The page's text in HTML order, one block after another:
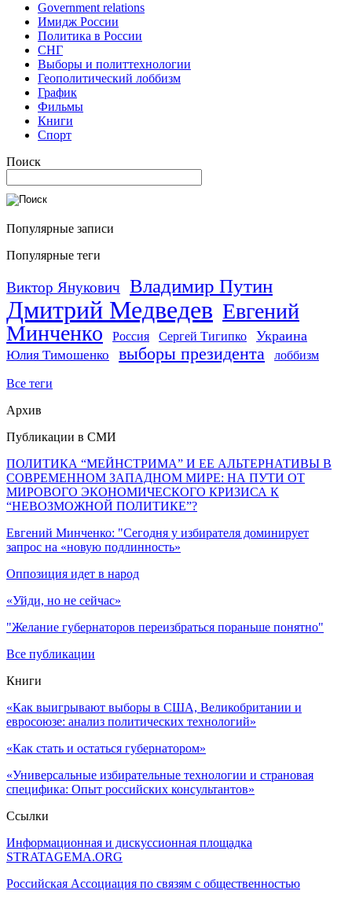
Government relations
Имидж России
Политика в России
СНГ
Выборы и политтехнологии
Геополитический лоббизм
График
Фильмы
Книги
Спорт
Поиск
Популярные записи
Популярные теги
Виктор Янукович Владимир Путин
Дмитрий Медведев Евгений
Минченко
Россия Сергей Тигипко Украина
Юлия Тимошенко выборы президента лоббизм
Все теги
Архив
Публикации в СМИ
ПОЛИТИКА “МЕЙНСТРИМА” И ЕЕ АЛЬТЕРНАТИВЫ В
СОВРЕМЕННОМ ЗАПАДНОМ МИРЕ: НА ПУТИ ОТ
МИРОВОГО ЭКОНОМИЧЕСКОГО КРИЗИСА К
“НЕВОЗМОЖНОЙ ПОЛИТИКЕ”?
Евгений Минченко: "Сегодня у избирателя доминирует
запрос на «новую подлинность»
Оппозиция идет в народ
«Уйди, но не сейчас»
"Желание губернаторов переизбраться пораньше понятно"
Все публикации
Книги
«Как выигрывают выборы в США, Великобритании и
евросоюзе: анализ политических технологий»
«Как стать и остаться губернатором»
«Универсальные избирательные технологии и страновая
специфика: Опыт российских консультантов»
Ссылки
Информационная и дискуссионная площадка
STRATAGEMA.ORG
Российская Ассоциация по связям с общественностью